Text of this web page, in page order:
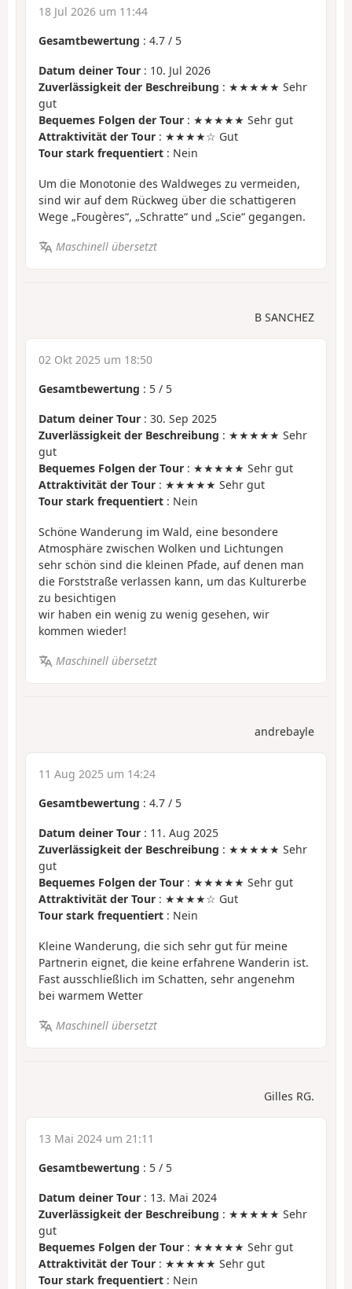
18 Jul 2026 um 11:44
Gesamtbewertung : 4.7 / 5
Datum deiner Tour : 10. Jul 2026
Zuverlässigkeit der Beschreibung : ★★★★★ Sehr
gut
Bequemes Folgen der Tour : ★★★★★ Sehr gut
Attraktivität der Tour : ★★★★☆ Gut
Tour stark frequentiert : Nein
Um die Monotonie des Waldweges zu vermeiden,
sind wir auf dem Rückweg über die schattigeren
Wege „Fougères“, „Schratte“ und „Scie“ gegangen.
Maschinell übersetzt
B SANCHEZ
02 Okt 2025 um 18:50
Gesamtbewertung : 5 / 5
Datum deiner Tour : 30. Sep 2025
Zuverlässigkeit der Beschreibung : ★★★★★ Sehr
gut
Bequemes Folgen der Tour : ★★★★★ Sehr gut
Attraktivität der Tour : ★★★★★ Sehr gut
Tour stark frequentiert : Nein
Schöne Wanderung im Wald, eine besondere
Atmosphäre zwischen Wolken und Lichtungen
sehr schön sind die kleinen Pfade, auf denen man
die Forststraße verlassen kann, um das Kulturerbe
zu besichtigen
wir haben ein wenig zu wenig gesehen, wir
kommen wieder!
Maschinell übersetzt
andrebayle
11 Aug 2025 um 14:24
Gesamtbewertung : 4.7 / 5
Datum deiner Tour : 11. Aug 2025
Zuverlässigkeit der Beschreibung : ★★★★★ Sehr
gut
Bequemes Folgen der Tour : ★★★★★ Sehr gut
Attraktivität der Tour : ★★★★☆ Gut
Tour stark frequentiert : Nein
Kleine Wanderung, die sich sehr gut für meine
Partnerin eignet, die keine erfahrene Wanderin ist.
Fast ausschließlich im Schatten, sehr angenehm
bei warmem Wetter
Maschinell übersetzt
Gilles RG.
13 Mai 2024 um 21:11
Gesamtbewertung : 5 / 5
Datum deiner Tour : 13. Mai 2024
Zuverlässigkeit der Beschreibung : ★★★★★ Sehr
gut
Bequemes Folgen der Tour : ★★★★★ Sehr gut
Attraktivität der Tour : ★★★★★ Sehr gut
Tour stark frequentiert : Nein